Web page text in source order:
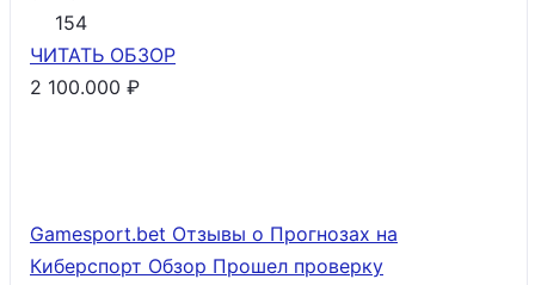
154
ЧИТАТЬ ОБЗОР
2 100.000 ₽
Gamesport.bet Отзывы о Прогнозах на
Киберспорт Обзор Прошел проверку